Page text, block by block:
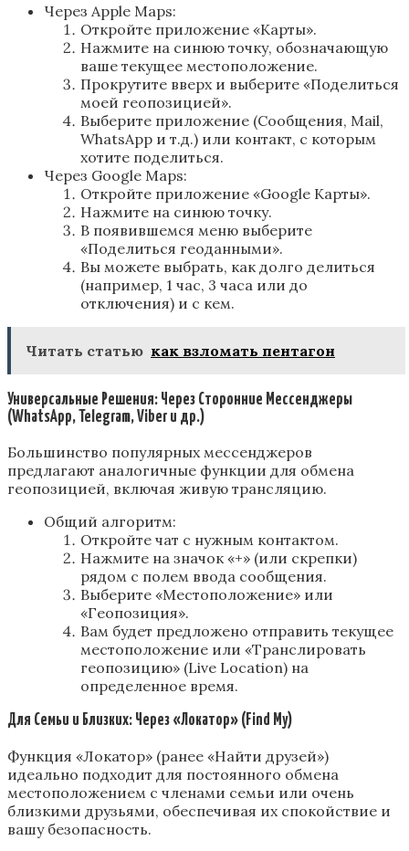
Через Apple Maps:
Откройте приложение «Карты».
Нажмите на синюю точку, обозначающую
ваше текущее местоположение.
Прокрутите вверх и выберите «Поделиться
моей геопозицией».
Выберите приложение (Сообщения, Mail,
WhatsApp и т.д.) или контакт, с которым
хотите поделиться.
Через Google Maps:
Откройте приложение «Google Карты».
Нажмите на синюю точку.
В появившемся меню выберите
«Поделиться геоданными».
Вы можете выбрать, как долго делиться
(например, 1 час, 3 часа или до
отключения) и с кем.
Читать статью как взломать пентагон
Универсальные Решения: Через Сторонние Мессенджеры
(WhatsApp, Telegram, Viber и др.)
Большинство популярных мессенджеров
предлагают аналогичные функции для обмена
геопозицией, включая живую трансляцию.
Общий алгоритм:
Откройте чат с нужным контактом.
Нажмите на значок «+» (или скрепки)
рядом с полем ввода сообщения.
Выберите «Местоположение» или
«Геопозиция».
Вам будет предложено отправить текущее
местоположение или «Транслировать
геопозицию» (Live Location) на
определенное время.
Для Семьи и Близких: Через «Локатор» (Find My)
Функция «Локатор» (ранее «Найти друзей»)
идеально подходит для постоянного обмена
местоположением с членами семьи или очень
близкими друзьями, обеспечивая их спокойствие и
вашу безопасность.